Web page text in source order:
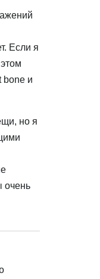
Если я
bone и
но я
очень